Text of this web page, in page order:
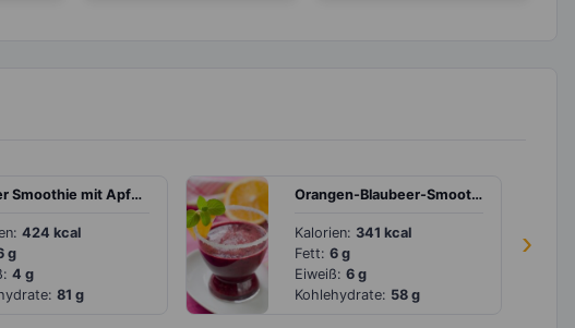
›
Grüner Smoothie mit Apfel, Datteln und Sellerie
424 kcal
g
4 g
81 g
Orangen-Blaubeer-Smoothie
Kalorien: 341 kcal
Fett: 6 g
Eiweiß: 6 g
Kohlehydrate: 58 g